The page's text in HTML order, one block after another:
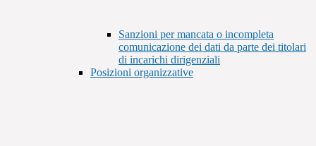
Sanzioni per mancata o incompleta
comunicazione dei dati da parte dei titolari
di incarichi dirigenziali
Posizioni organizzative